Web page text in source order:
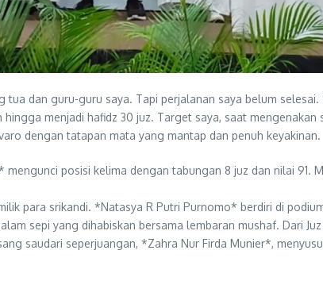
tua dan guru-guru saya. Tapi perjalanan saya belum
menjadi hafidz 30 juz. Target saya, saat
dengan tatapan mata yang mantap dan penuh keyakinan.
posisi kelima dengan tabungan 8 juz dan nilai 91.
para srikandi. *Natasya R Putri Purnomo* berdiri di
sepi yang dihabiskan bersama lembaran mushaf. Dari
saudari seperjuangan, *Zahra Nur Firda Munier*,